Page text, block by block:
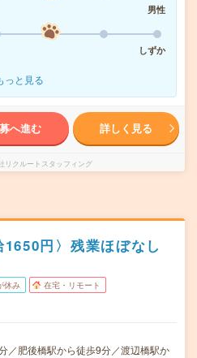
男性
しずか
っと見る
へ進む 詳しく見る
リクルートスタッフィング
1650円〉残業ほぼなし
休み 在宅・リモート
／肥後橋駅から徒歩9分／渡辺橋駅か